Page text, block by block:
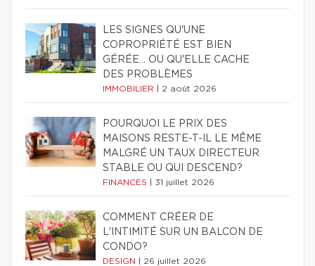
LES SIGNES QU'UNE
COPROPRIÉTÉ EST BIEN
GÉRÉE… OU QU'ELLE CACHE
DES PROBLÈMES
IMMOBILIER 2 août 2026
POURQUOI LE PRIX DES
MAISONS RESTE-T-IL LE MÊME
MALGRÉ UN TAUX DIRECTEUR
STABLE OU QUI DESCEND?
FINANCES 31 juillet 2026
COMMENT CRÉER DE
L'INTIMITÉ SUR UN BALCON DE
CONDO?
DESIGN 26 juillet 2026